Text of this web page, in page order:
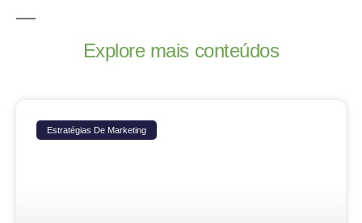
Explore mais conteúdos
Estratégias De Marketing